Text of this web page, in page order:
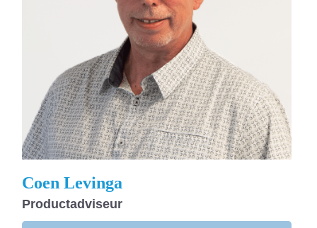
Coen Levinga
Productadviseur